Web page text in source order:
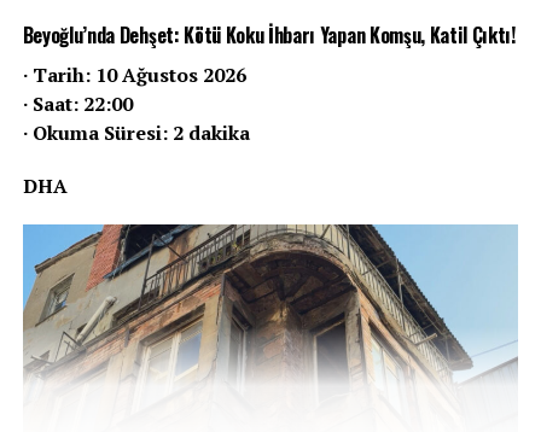
Beyoğlu’nda Dehşet: Kötü Koku İhbarı Yapan Komşu, Katil Çıktı!
· Tarih: 10 Ağustos 2026
· Saat: 22:00
· Okuma Süresi: 2 dakika
DHA